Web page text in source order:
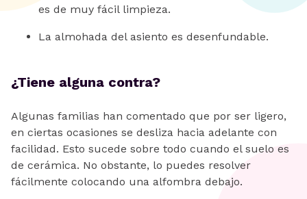
es de muy fácil limpieza.
La almohada del asiento es desenfundable.
¿Tiene alguna contra?
Algunas familias han comentado que por ser ligero,
en ciertas ocasiones se desliza hacia adelante con
facilidad. Esto sucede sobre todo cuando el suelo es
de cerámica. No obstante, lo puedes resolver
fácilmente colocando una alfombra debajo.